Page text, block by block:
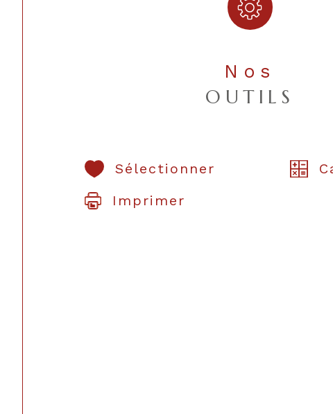
Nos
OUTILS
Sélectionner
Imprimer